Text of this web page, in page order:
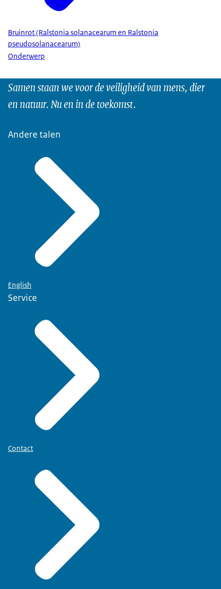
Bruinrot (Ralstonia solanacearum en Ralstonia
pseudosolanacearum)
Onderwerp
Samen staan we voor de veiligheid van mens, dier
en natuur. Nu en in de toekomst.
Andere talen
English
Service
Contact